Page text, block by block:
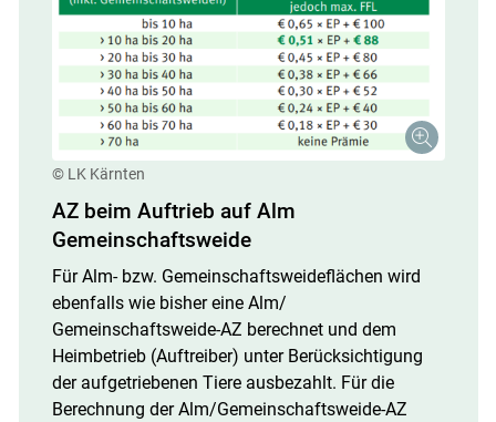
© LK Kärnten
AZ beim Auftrieb auf Alm
Gemeinschaftsweide
Für Alm- bzw. Gemeinschaftsweideflächen wird
ebenfalls wie bisher eine Alm/​
Gemeinschaftsweide-AZ berechnet und dem
Heimbetrieb (Auftreiber) unter Berücksichtigung
der aufgetriebenen Tiere ausbezahlt. Für die
Berechnung der Alm/​Gemeinschaftsweide-AZ